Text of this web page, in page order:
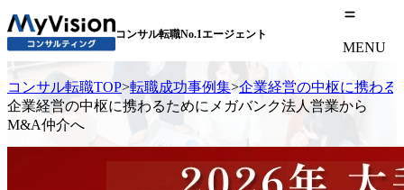
コンサル転職No.1エージェント
MENU
コンサル転職TOP>転職成功事例集>企業経営の中枢に携わ
企業経営の中枢に携わるためにメガバンク法人営業から
M&A仲介へ